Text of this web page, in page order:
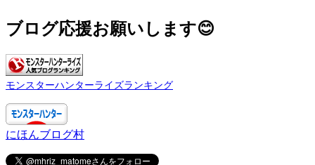
ブログ応援お願いします😊
モンスターハンターライズランキング
にほんブログ村